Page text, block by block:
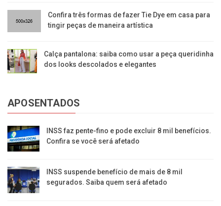
Confira três formas de fazer Tie Dye em casa para
tingir peças de maneira artística
Calça pantalona: saiba como usar a peça queridinha
dos looks descolados e elegantes
APOSENTADOS
INSS faz pente-fino e pode excluir 8 mil benefícios.
Confira se você será afetado
INSS suspende benefício de mais de 8 mil
segurados. Saiba quem será afetado